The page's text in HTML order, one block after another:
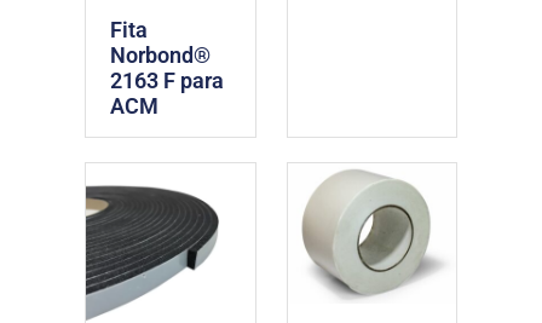
Fita
Norbond®
2163 F para
ACM